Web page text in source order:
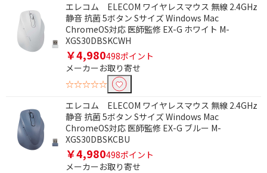
エレコム ELECOM ワイヤレスマウス 無線 2.4GHz
静音 抗菌 5ボタン Sサイズ Windows Mac
ChromeOS対応 医師監修 EX-G ホワイト M-
XGS30DBSKCWH
￥4,980498ポイント
メーカーお取り寄せ
☆☆☆☆☆
エレコム ELECOM ワイヤレスマウス 無線 2.4GHz
静音 抗菌 5ボタン Sサイズ Windows Mac
ChromeOS対応 医師監修 EX-G ブルー M-
XGS30DBSKCBU
￥4,980498ポイント
メーカーお取り寄せ
4TB～5TB未満
2TB～3TB未満
1TB～2TB未満
301GB～500GB
口数で絞り込む
1個口
2個口
3個口
4個口
6個口